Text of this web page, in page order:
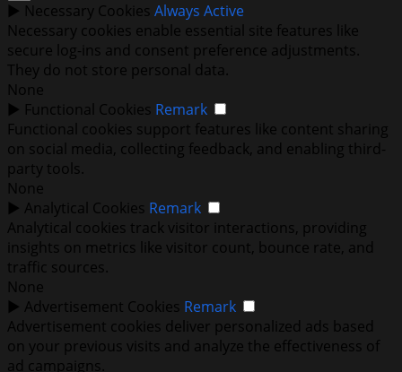
► Necessary Cookies Always Active
Necessary cookies enable essential site features like
secure log-ins and consent preference adjustments.
They do not store personal data.
None
► Functional Cookies Remark
Functional cookies support features like content sharing
on social media, collecting feedback, and enabling third-
party tools.
None
► Analytical Cookies Remark
Analytical cookies track visitor interactions, providing
insights on metrics like visitor count, bounce rate, and
traffic sources.
None
► Advertisement Cookies Remark
Advertisement cookies deliver personalized ads based
on your previous visits and analyze the effectiveness of
ad campaigns.